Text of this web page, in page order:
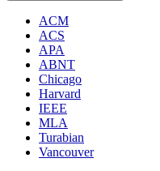
ACM
ACS
APA
ABNT
Chicago
Harvard
IEEE
MLA
Turabian
Vancouver